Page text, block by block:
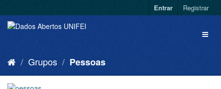
Entrar Registrar
Grupos Pessoas